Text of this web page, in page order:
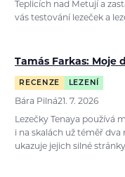
Teplicích nad Metují a
vás testování lezeček a
Tamás Farkas: Moje
RECENZE LEZENÍ
Bára Pilná21. 7. 2026
Lezečky Tenaya používá
i na skalách už téměř
ukazuje jejich silné